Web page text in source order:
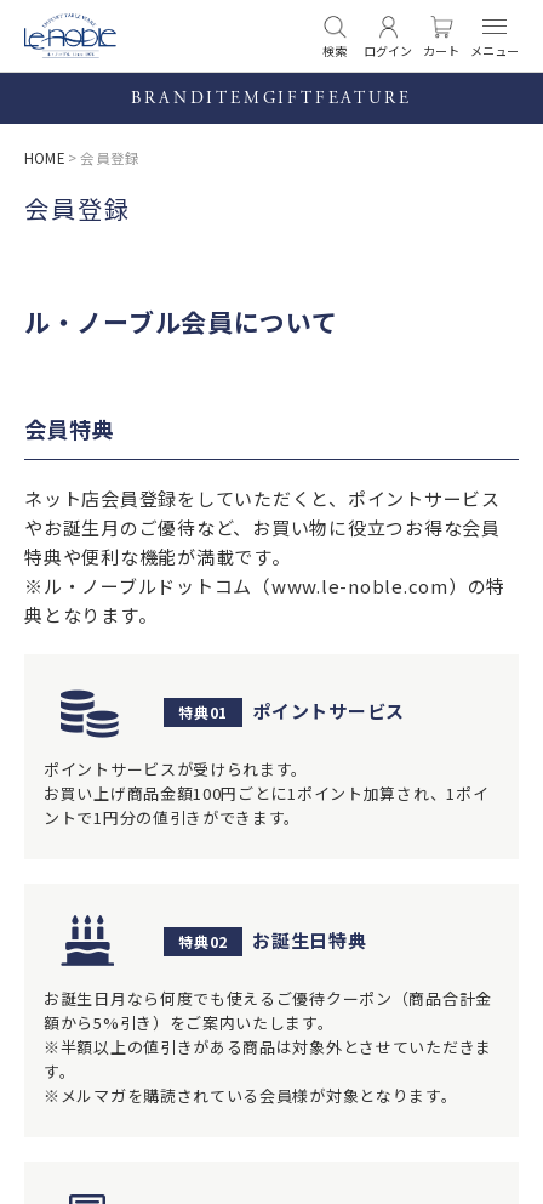
検索 ログイン カート
BRANDITEM GIFTFEATURE
HOME 会員登録
会員登録
ル・ノーブル会員について
会員特典
ネット店会員登録をしていただくと、ポイントサービス
やお誕生月のご優待など、お買い物に役立つお得な会員
特典や便利な機能が満載です。
※ル・ノーブルドットコム（www.le-noble.com）の特
典となります。
特典01 ポイントサービス
ポイントサービスが受けられます。
お買い上げ商品金額100円ごとに1ポイント加算され、1ポイ
ントで1円分の値引きができます。
特典02 お誕生日特典
お誕生日月なら何度でも使えるご優待クーポン（商品合計金
額から5%引き）をご案内いたします。
※半額以上の値引きがある商品は対象外とさせていただきま
す。
※メルマガを購読されている会員様が対象となります。